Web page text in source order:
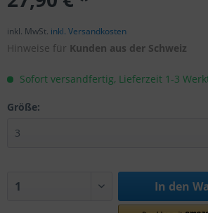
inkl. MwSt. inkl. Versandkosten
Hinweise für Kunden aus der Schweiz
Sofort versandfertig, Lieferzeit 1-3
Größe:
In den